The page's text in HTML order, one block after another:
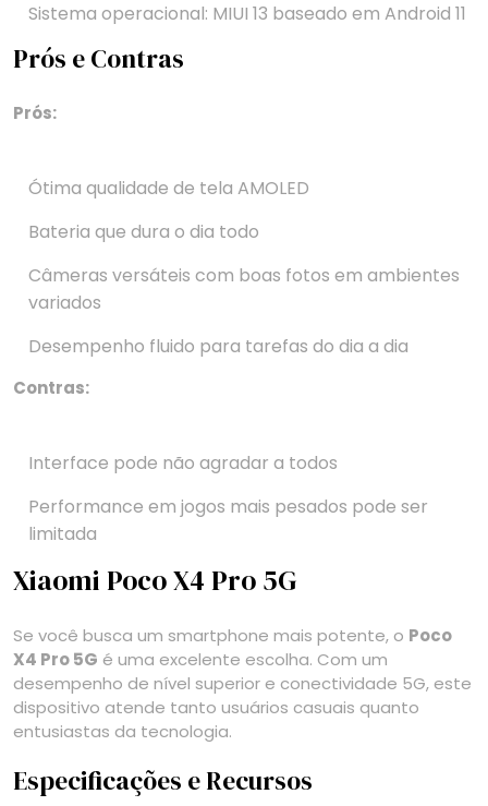
Sistema operacional: MIUI 13 baseado em Android 11
Prós e Contras
Prós:
Ótima qualidade de tela AMOLED
Bateria que dura o dia todo
Câmeras versáteis com boas fotos em ambientes
variados
Desempenho fluido para tarefas do dia a dia
Contras:
Interface pode não agradar a todos
Performance em jogos mais pesados pode ser
limitada
Xiaomi Poco X4 Pro 5G
Se você busca um smartphone mais potente, o Poco
X4 Pro 5G é uma excelente escolha. Com um
desempenho de nível superior e conectividade 5G, este
dispositivo atende tanto usuários casuais quanto
entusiastas da tecnologia.
Especificações e Recursos